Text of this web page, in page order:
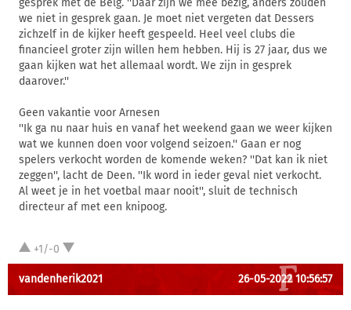
gesprek met de Belg. ''Daar zijn we mee bezig, anders zouden
we niet in gesprek gaan. Je moet niet vergeten dat Dessers
zichzelf in de kijker heeft gespeeld. Heel veel clubs die
financieel groter zijn willen hem hebben. Hij is 27 jaar, dus we
gaan kijken wat het allemaal wordt. We zijn in gesprek
daarover.''
Geen vakantie voor Arnesen
''Ik ga nu naar huis en vanaf het weekend gaan we weer kijken
wat we kunnen doen voor volgend seizoen.'' Gaan er nog
spelers verkocht worden de komende weken? ''Dat kan ik niet
zeggen'', lacht de Deen. ''Ik word in ieder geval niet verkocht.
Al weet je in het voetbal maar nooit'', sluit de technisch
directeur af met een knipoog.
+1/-0
vandenherik2021 26-05-2022 10:56:57